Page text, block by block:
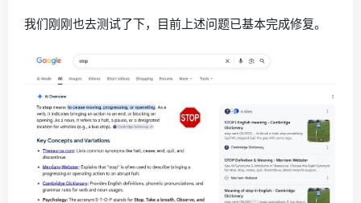
我们刚刚也去测试了下，目前上述问题已基本完成修复。